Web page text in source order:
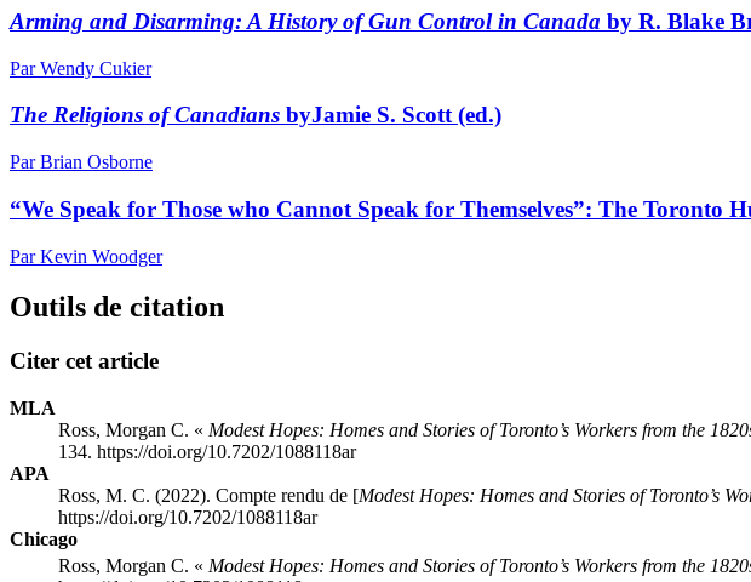
Arming and Disarming: A History of Gun Control in Canada by R. Blake
Par Wendy Cukier
The Religions of Canadians byJamie S. Scott (ed.)
Par Brian Osborne
“We Speak for Those who Cannot Speak for Themselves”: The Toronto
Par Kevin Woodger
Outils de citation
Citer cet article
MLA
Ross, Morgan C. « Modest Hopes: Homes and Stories of Toronto’s Workers from the
134. https://doi.org/10.7202/1088118ar
APA
Ross, M. C. (2022). Compte rendu de [Modest Hopes: Homes and Stories of Toronto’s
https://doi.org/10.7202/1088118ar
Chicago
Ross, Morgan C. « Modest Hopes: Homes and Stories of Toronto’s Workers from the